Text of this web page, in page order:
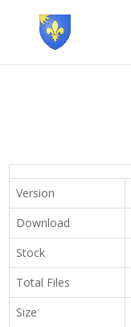
Version
Download
Stock
Total Files
Size